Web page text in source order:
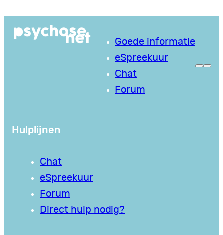
naar
Goede informatie
eSpreekuur
Chat
Forum
Hulplijnen
Chat
eSpreekuur
Forum
Direct hulp nodig?